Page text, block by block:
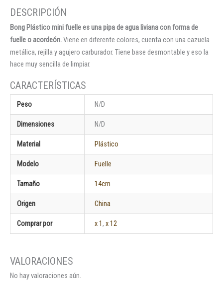
Bong Plásticomini fuelle es una pipa de agua liviana con forma de
fuelle o acordeón.Viene en diferente colores, cuenta con una cazuela
metálica, rejilla y agujero carburador. Tiene base desmontable y eso la
hace muy sencilla de limpiar.
Peso N/D
Dimensiones N/D
Material Plástico
Modelo Fuelle
Tamaño 14cm
Origen China
Comprar por x 1, x 12
No hay valoraciones aún.